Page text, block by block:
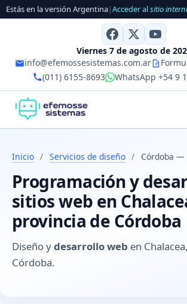
Estás en la versión Argentina|Acceder alsitio
Viernes 7 de agosto de
info@efemossesistemas.com.ar
(011) 6155-8693
WhatsApp +54 9
Inicio / Servicios de diseño / Córdoba —
Programación y
sitios web en
provincia de Córdoba
Diseño ydesarrollo web en
Córdoba.